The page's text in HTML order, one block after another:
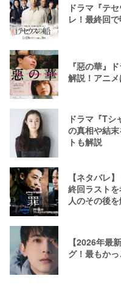
ドラマ『テ
レ！最終回
『惡の華』
解説！アニ
ドラマ『T
の真相や結
トも解説
【ネタバレ
終回ラスト
人のその後を
【2026年最
グ！最もか